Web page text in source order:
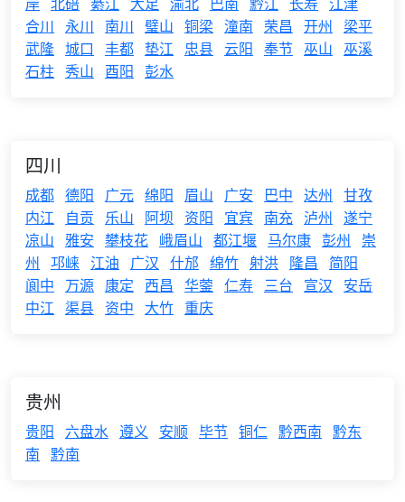
合川 永川 南川 璧山 铜梁 潼南 荣昌 开州
梁平
武隆 城口 丰都 垫江 忠县 云阳 奉节 巫山 巫溪
石柱 秀山 酉阳 彭水
四川
成都 德阳 广元 绵阳 眉山 广安 巴中 达州 甘孜
内江
自贡 乐山 阿坝 资阳 宜宾 南充 泸州 遂宁
凉山 雅安 攀枝花 峨眉山 都江堰 马尔康 彭州
崇
州 邛崃 江油 广汉 什邡 绵竹 射洪 隆昌
简阳
阆中
万源 康定 西昌 华蓥 仁寿 三台 宣汉
安岳
中江
渠县 资中 大竹 重庆
贵州
贵阳 六盘水 遵义 安顺 毕节 铜仁 黔西南 黔东
南 黔南